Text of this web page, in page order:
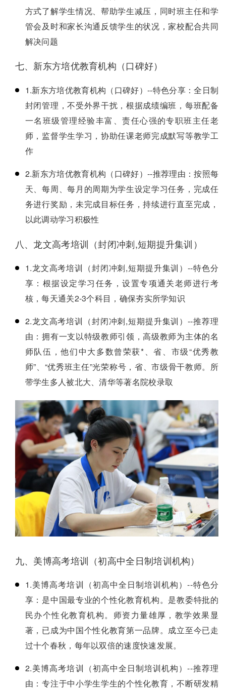
方式了解学生情况、帮助学生减压，同时班主任和学
管会及时和家长沟通反馈学生的状况，家校配合共同
解决问题
七、新东方培优教育机构（口碑好）
1.新东方培优教育机构（口碑好）--特色分享：全日制
封闭管理，不受外界干扰，根据成绩编班，每班配备
一名班级管理经验丰富、责任心强的专职班主任老
师，监督学生学习，协助任课老师完成默写等教学工
作
2.新东方培优教育机构（口碑好）--推荐理由：按照每
天、每周、每月的周期为学生设定学习任务，完成任
务进行奖励，未完成目标任务，持续进行直至完成，
以此调动学习积极性
八、龙文高考培训（封闭冲刺,短期提升集训）
1.龙文高考培训（封闭冲刺,短期提升集训）--特色分
享：根据设定学习任务，设置专项通关老师进行考
核，每天通关2-3个科目，确保夯实所学知识
2.龙文高考培训（封闭冲刺,短期提升集训）--推荐理
由：拥有一支以特级教师引领，高级教师为主体的名
师队伍，他们中大多数曾荣获*、省、市级“优秀教
师”、“优秀班主任”光荣称号，省、市级骨干教师。所
带学生多人被北大、清华等著名院校录取
九、美博高考培训（初高中全日制培训机构）
1.美博高考培训（初高中全日制培训机构）--特色分
享：是中国最专业的个性化教育机构。是教委特批的
民办个性化教育机构。师资力量雄厚，教学效果显
著，已成为中国个性化教育第一品牌。成立至今已走
过十个春秋，每年以双倍的速度快速发展。
2.美博高考培训（初高中全日制培训机构）--推荐理
由：专注于中小学生学生的个性化教育，不断研发精